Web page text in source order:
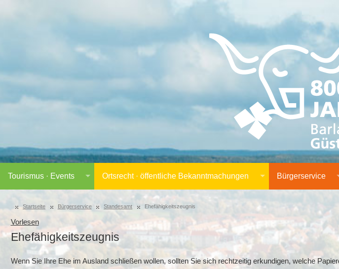
Tourismus · Events Ortsrecht · öffentliche Bekanntmachungen Bürgerservice
Startseite Bürgerservice Standesamt Ehefähigkeitszeugnis
Vorlesen
Ehefähigkeitszeugnis
Wenn Sie Ihre Ehe im Ausland schließen wollen, sollten Sie sich rechtzeitig erkundigen, welche